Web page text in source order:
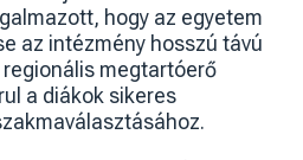
hogy az egyetem
az intézmény hosszú távú
megtartóerő
a diákok sikeres